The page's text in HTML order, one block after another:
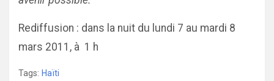
Rediffusion : dans la nuit du lundi 7 au mardi 8
mars 2011, à 1 h
Tags: Haïti